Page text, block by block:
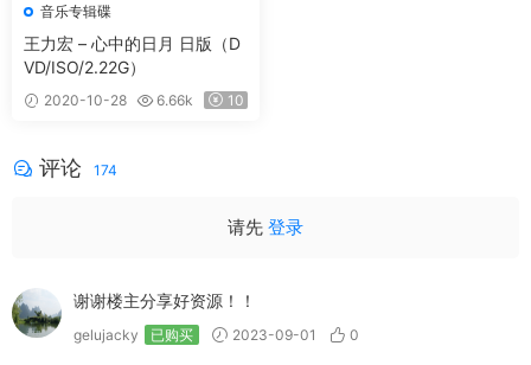
音乐专辑碟
王力宏 – 心中的日月 日版（D
VD/ISO/2.22G）
2020-10-28 6.66k 10
评论 174
请先 登录
谢谢楼主分享好资源！！
gelujacky 已购买 2023-09-01 0